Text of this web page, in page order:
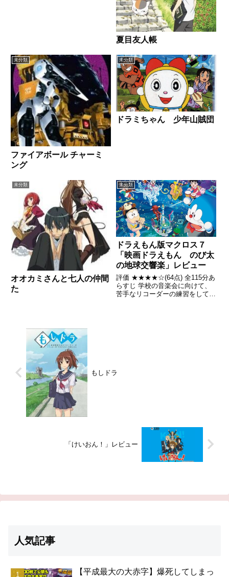
夏目友人帳
未分類
ファイアボール チャーミ
ング
未分類
ドラミちゃん 少年山賊団
未分類
オオカミさんと七人の仲間
た
未分類
ドラえもん版マクロス７
「映画ドラえもん のび太
の地球交響楽」レビュー
評価 ★★★★☆(64点) 全115分あ
らすじ 学校の音楽会に向けて、
苦手なリコーダーの練習をしてい
もしドラ
「けいおん！」レビュー
人気記事
【平成最大の大赤字】爆死してしまっ